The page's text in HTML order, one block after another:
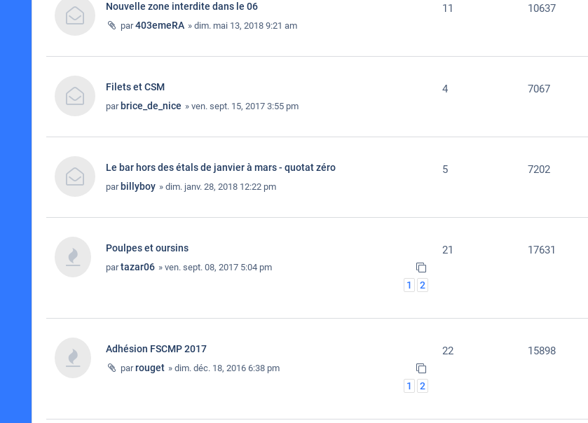
Nouvelle zone interdite dans le 06
par403emeRA » dim. mai 13, 2018 9:21 am
11 10637
Filets et CSM
par brice_de_nice » ven. sept. 15, 2017 3:55 pm
4 7067
Le bar hors des étals de janvier à mars - quotat zéro
par billyboy » dim. janv. 28, 2018 12:22 pm
5 7202
Poulpes et oursins
partazar06 » ven. sept. 08, 2017 5:04 pm
1 2
21 17631
Adhésion FSCMP 2017
parrouget » dim. déc. 18, 2016 6:38 pm
1 2
22 15898